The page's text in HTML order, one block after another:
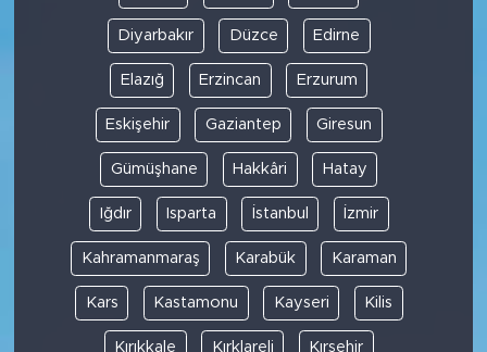
Diyarbakır Düzce Edirne
Elazığ Erzincan Erzurum
Eskişehir Gaziantep Giresun
Gümüşhane Hakkâri Hatay
Iğdır Isparta İstanbul İzmir
Kahramanmaraş Karabük Karaman
Kars Kastamonu Kayseri Kilis
Kırıkkale Kırklareli Kırşehir